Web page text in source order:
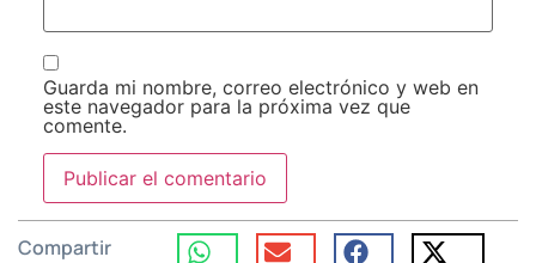
Guarda mi nombre, correo electrónico y web en
este navegador para la próxima vez que
comente.
Compartir